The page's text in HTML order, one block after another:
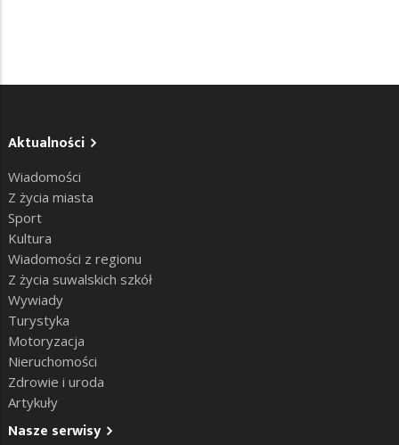
Aktualności
Wiadomości
Z życia miasta
Sport
Kultura
Wiadomości z regionu
Z życia suwalskich szkół
Wywiady
Turystyka
Motoryzacja
Nieruchomości
Zdrowie i uroda
Artykuły
Nasze serwisy